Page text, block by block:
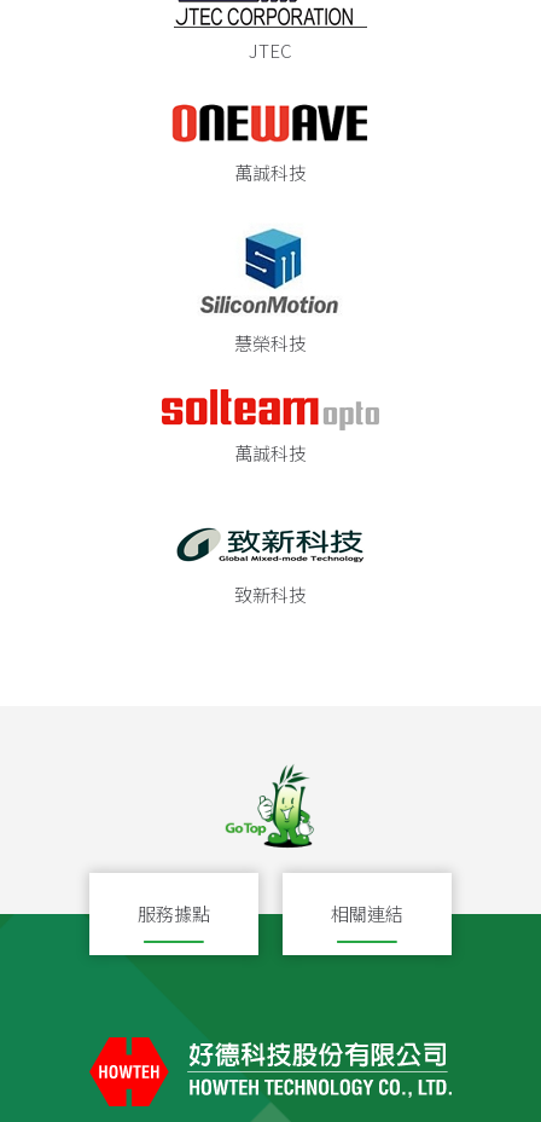
JTEC
萬誠科技
慧榮科技
萬誠科技
致新科技
服務據點 相關連結